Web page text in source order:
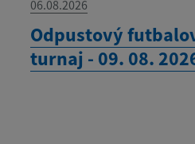
06.08.2026
Odpustový
turnaj - 09. 08.